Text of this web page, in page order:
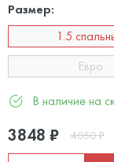
Размер:
1.5
Евро
В наличие на
3848 ₽ 4050₽